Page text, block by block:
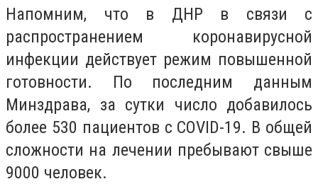
Напомним, что в ДНР в связи с
распространением коронавирусной
инфекции действует режим повышенной
готовности. По последним данным
Минздрава, за сутки число добавилось
более 530 пациентов с COVID-19. В общей
сложности на лечении пребывают свыше
9000 человек.